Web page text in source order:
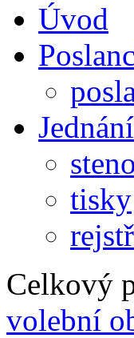
Úvod
tisky
Celkový
volební